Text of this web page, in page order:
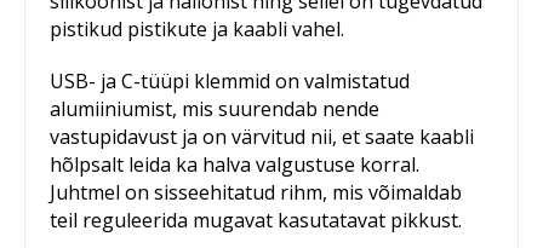
pistikud pistikute ja kaabli vahel.
USB- ja C-tüüpi klemmid on valmistatud
alumiiniumist, mis suurendab nende
vastupidavust ja on värvitud nii, et saate kaabli
hõlpsalt leida ka halva valgustuse korral.
Juhtmel on sisseehitatud rihm, mis võimaldab
teil reguleerida mugavat kasutatavat pikkust.